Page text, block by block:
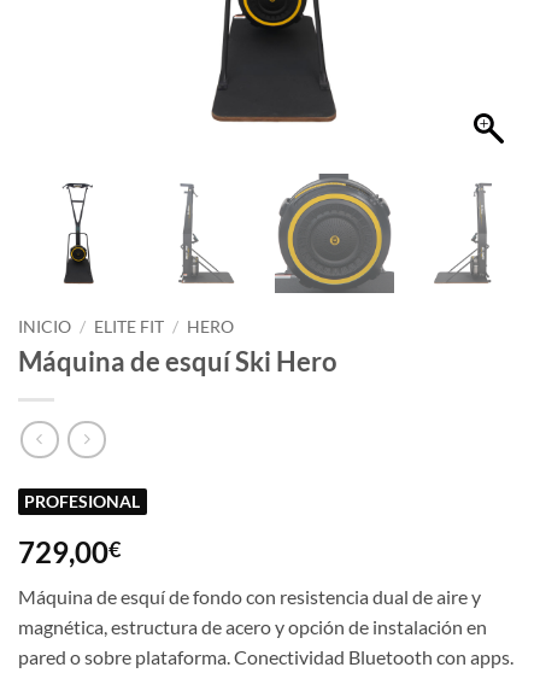
INICIO / ELITE FIT / HERO
Máquina de esquí Ski Hero
PROFESIONAL
729,00€
Máquina de esquí de fondo con resistencia dual de aire y
magnética, estructura de acero y opción de instalación en
pared o sobre plataforma. Conectividad Bluetooth con apps.